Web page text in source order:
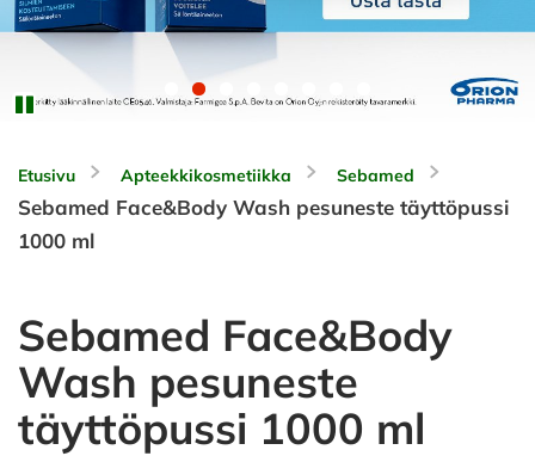
Etusivu Apteekkikosmetiikka Sebamed
Sebamed Face&Body Wash pesuneste täyttöpussi
1000 ml
Sebamed Face&Body
Wash pesuneste
täyttöpussi 1000 ml